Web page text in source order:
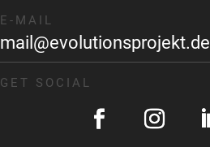
E-MAIL
mail@evolutionsprojekt.de
GET SOCIAL